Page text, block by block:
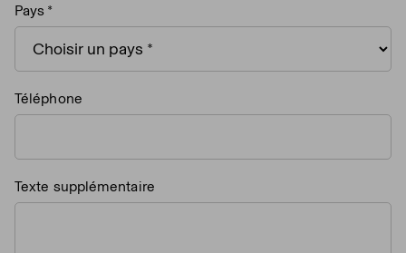
Pays
Téléphone
Texte supplémentaire